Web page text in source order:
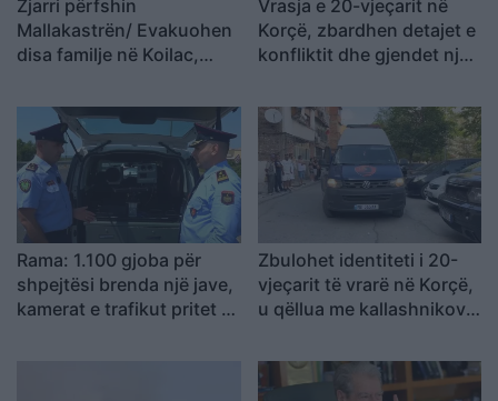
Zjarri përfshin
Mallakastrën/ Evakuohen
disa familje në Koilac,
banesave
Vrasja e 20-vjeçarit në
Korçë, zbardhen detajet e
konfliktit dhe gjendet një
Rama: 1.100 gjoba për
shpejtësi brenda një jave,
kamerat e trafikut pritet të
Zbulohet identiteti i 20-
vjeçarit të vrarë në Korçë,
u qëllua me kallashnikov